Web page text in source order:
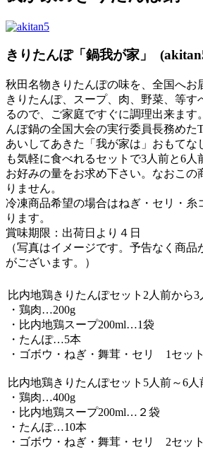
きりたんぽ「鍋我が家」
秋田名物きりたんぽの味を、全国へお
きりたんぽ、スープ、肉、野菜、等す
るので、ご家庭ですぐに調理出来ます
んぽ鍋の全国大会の実行委員長務めた
あいしてあきた「我が家は」おもてな
も気軽に食べれるセットで3人前と6人
お好みの量をお求め下さい。なおこの
りません。
冷凍商品希望の場合はねぎ・セリ・糸
ります。
賞味期限：出荷日より４日
（写真はイメージです。予告なく商
がございます。）
比内地鶏きりたんぽセット2人前から3
・鶏肉…200g
・比内地鶏スープ200ml…1袋
・たんぽ…5本
・ゴボウ・ねぎ・舞茸・セリ 1セット
比内地鶏きりたんぽセット5人前～6人
・鶏肉…400g
・比内地鶏スープ200ml…２袋
・たんぽ…10本
・ゴボウ・ねぎ・舞茸・セリ 2セット